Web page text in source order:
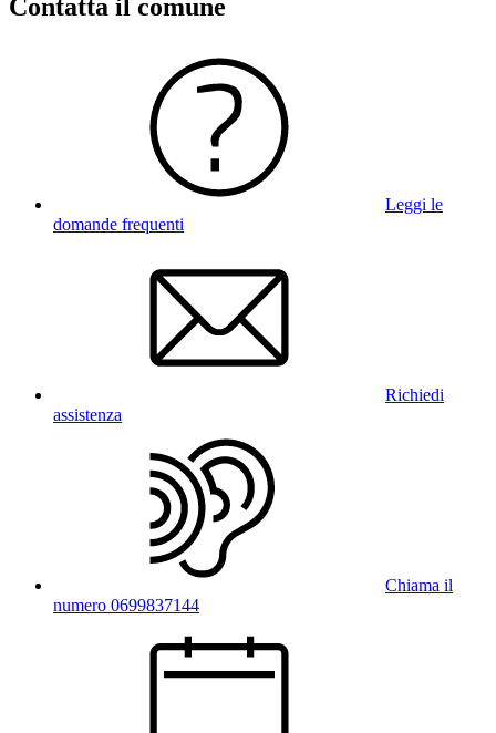
Contatta il comune
Leggi le
domande frequenti
Richiedi
assistenza
Chiama il
numero 0699837144